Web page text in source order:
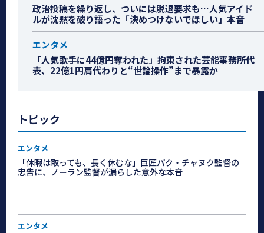
政治投稿を繰り返し、ついには脱退要求も…人気アイド
ルが沈黙を破り語った「決めつけないでほしい」本音
エンタメ
「人気歌手に44億円奪われた」拘束された芸能事務所代
表、22億1円肩代わりと“世論操作”まで暴露か
トピック
エンタメ
「休暇は取っても、長く休むな」巨匠パク・チャヌク監督の
忠告に、ノーラン監督が漏らした意外な本音
エンタメ